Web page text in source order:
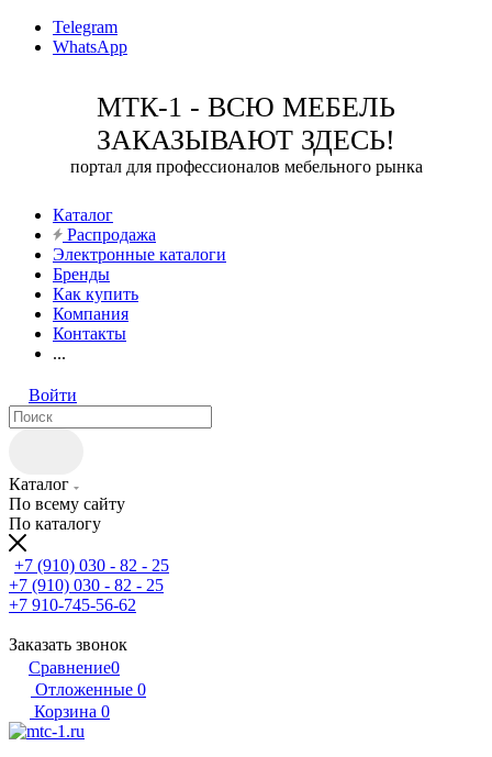
Telegram
WhatsApp
МТК-1 - ВСЮ МЕБЕЛЬ
ЗАКАЗЫВАЮТ ЗДЕСЬ!
портал для профессионалов мебельного рынка
Каталог
Распродажа
Электронные каталоги
Бренды
Как купить
Компания
Контакты
...
Войти
Каталог
По всему сайту
По каталогу
+7 (910) 030 - 82 - 25
+7 (910) 030 - 82 - 25
+7 910-745-56-62
Заказать звонок
Сравнение0
Отложенные 0
Корзина 0